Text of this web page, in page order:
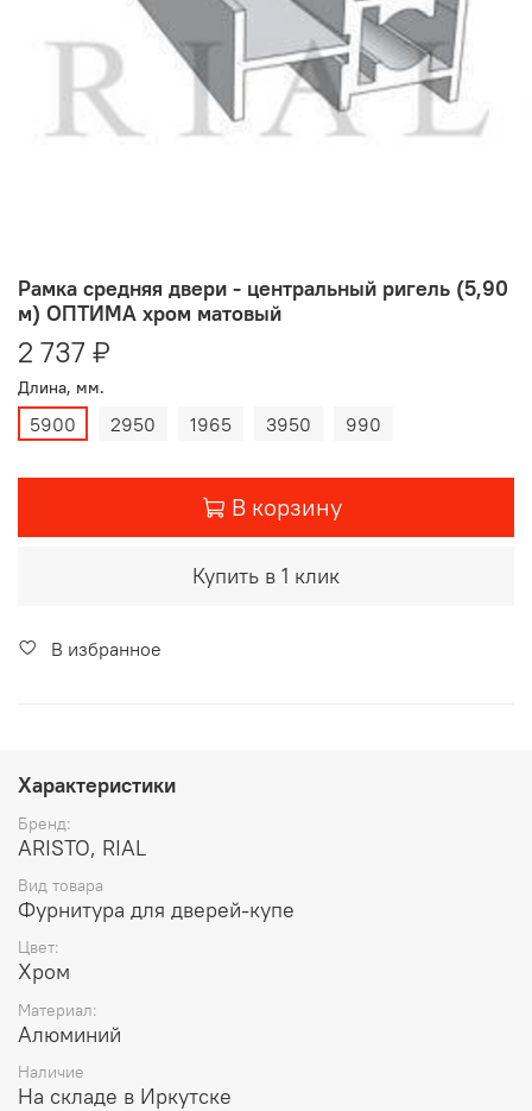
Рамка средняя двери - центральный ригель (5,90
м) ОПТИМА хром матовый
2 737 ₽
Длина, мм.
5900 2950 1965 3950 990
В корзину
Купить в 1 клик
В избранное
Характеристики
Бренд:
ARISTO, RIAL
Вид товара
Фурнитура для дверей-купе
Цвет:
Хром
Материал:
Алюминий
Наличие
На складе в Иркутске